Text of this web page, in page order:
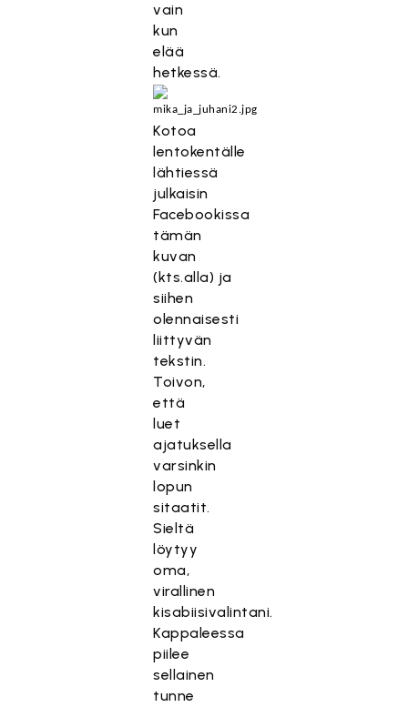
vain
kun
elää
hetkessä.
Kotoa
lentokentälle
lähtiessä
julkaisin
Facebookissa
tämän
kuvan
(kts.alla) ja
siihen
olennaisesti
liittyvän
tekstin.
Toivon,
että
luet
ajatuksella
varsinkin
lopun
sitaatit.
Sieltä
löytyy
oma,
virallinen
kisabiisivalintani.
Kappaleessa
piilee
sellainen
tunne